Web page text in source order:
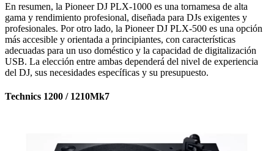
En resumen, la Pioneer DJ PLX-1000 es una tornamesa de alta
gama y rendimiento profesional, diseñada para DJs exigentes y
profesionales. Por otro lado, la Pioneer DJ PLX-500 es una opción
más accesible y orientada a principiantes, con características
adecuadas para un uso doméstico y la capacidad de digitalización
USB. La elección entre ambas dependerá del nivel de experiencia
del DJ, sus necesidades específicas y su presupuesto.
Technics 1200 / 1210Mk7